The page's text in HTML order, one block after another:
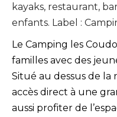
kayaks, restaurant,
enfants. Label :
Le Camping les
familles avec des
Situé au dessus de la
accès direct à une
aussi profiter de